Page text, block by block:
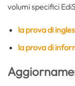
volumi specifici
la prova di
la prova di